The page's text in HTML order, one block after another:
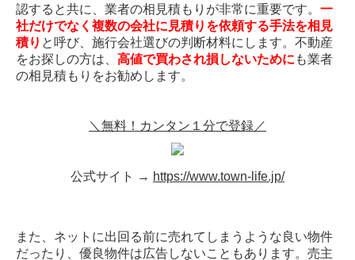
認すると共に、業者の相見積もりが非常に重要です。 一
社だけでなく複数の会社に見積りを依頼する手法を相見
積り と呼び、施行会社選びの判断材料にします。不動産
をお探しの方は、 高値で買わされ損しないために も業者
の相見積もりをお勧めします。
＼無料！カンタン１分で登録／
公式サイト → https://www.town-life.jp/
また、ネットに出回る前に売れてしまうような良い物件
だったり、優良物件は広告しないこともあります。売主